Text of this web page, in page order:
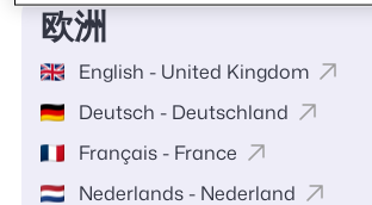
欧洲
English - United Kingdom
Deutsch - Deutschland
Français - France
Nederlands - Nederland